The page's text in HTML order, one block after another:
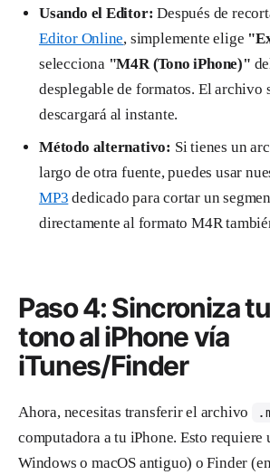
Usando el Editor: Después de
Editor Online, simplemente elige
selecciona "M4R (Tono iPhone)"
desplegable de formatos. El archivo
descargará al instante.
Método alternativo: Si tienes un
largo de otra fuente, puedes usar
MP3 dedicado para cortar un
directamente al formato M4R
Paso 4: Sincroniza
tono al iPhone vía
iTunes/Finder
Ahora, necesitas transferir el archivo
computadora a tu iPhone. Esto requiere
Windows o macOS antiguo) o Finder